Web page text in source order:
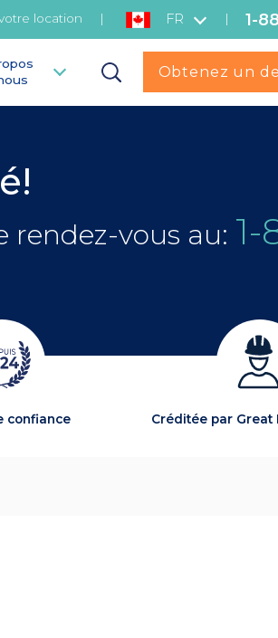
location | FR | 1-
Obtenez un
vous au: 1-
confiance Créditée par Great